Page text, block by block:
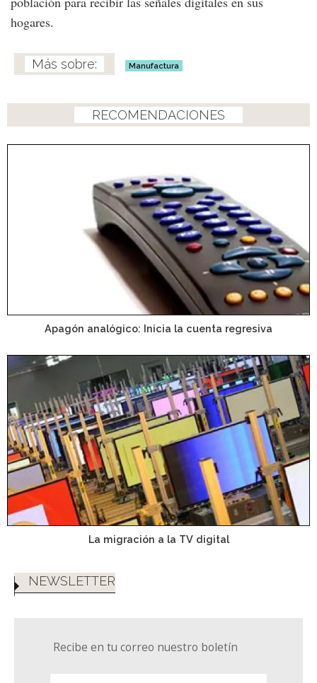
hogares.
Manufactura
RECOMENDACIONES
Apagón analógico: Inicia la cuenta regresiva
La migración a la TV digital
NEWSLETTER
Recibe en tu correo nuestro boletín